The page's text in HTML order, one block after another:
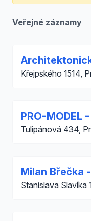
Veřejné záznamy
Křejpského 1514,
PRO-MODEL
Tulipánová 434,
Milan Břečka
Stanislava Slavíka